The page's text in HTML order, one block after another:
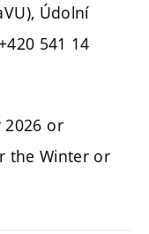
Údolní
541 14
2026 or
the Winter or